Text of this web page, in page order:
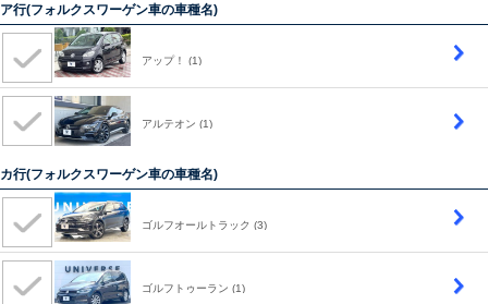
ア行(フォルクスワーゲン車の車種名)
アップ！ (1)
アルテオン (1)
カ行(フォルクスワーゲン車の車種名)
ゴルフオールトラック (3)
ゴルフトゥーラン (1)